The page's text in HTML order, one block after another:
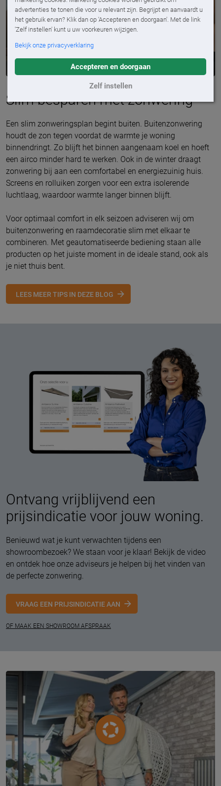
advertenties te tonen die voor u relevant zijn. Begrijpt en aanvaardt u
het gebruik ervan? Klik dan op 'Accepteren en doorgaan'. Met de link
'Zelf instellen' kunt u uw voorkeuren wijzigen.
Bekijk onze privacyverklaring
Accepteren en doorgaan
Zelf instellen
Somfy TaHoma® voor slimme bediening
Slim besparen met zonwering
Een slim zonweringsplan begint buiten. Buitenzonwering
houdt de zon tegen voordat de warmte je woning
binnendringt. Zo blijft het binnen aangenaam koel en hoeft
een airco minder hard te werken. Ook in de winter draagt
zonwering bij aan een comfortabel en energiezuinig huis.
Screens en rolluiken zorgen voor een extra isolerende
luchtlaag, waardoor warmte langer binnen blijft.
Voor optimaal comfort in elk seizoen adviseren wij om
buitenzonwering en raamdecoratie slim met elkaar te
combineren. Met geautomatiseerde bediening staan alle
producten op het juiste moment in de ideale stand, ook als
je niet thuis bent.
LEES MEER TIPS IN DEZE BLOG
Ontvang vrijblijvend een
prijsindicatie voor jouw woning.
Benieuwd wat je kunt verwachten tijdens een
showroombezoek? We staan voor je klaar! Bekijk de video
en ontdek hoe onze adviseurs je helpen bij het vinden van
de perfecte zonwering.
VRAAG EEN PRIJSINDICATIE AAN
OF MAAK EEN SHOWROOM AFSPRAAK